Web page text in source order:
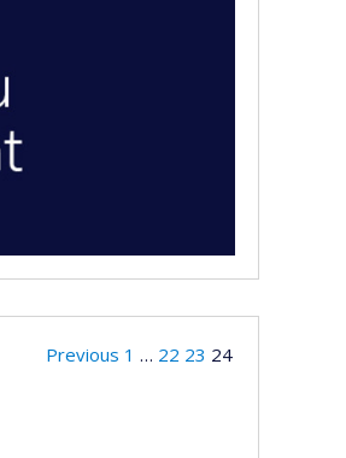
Previous 1 … 22 23 24